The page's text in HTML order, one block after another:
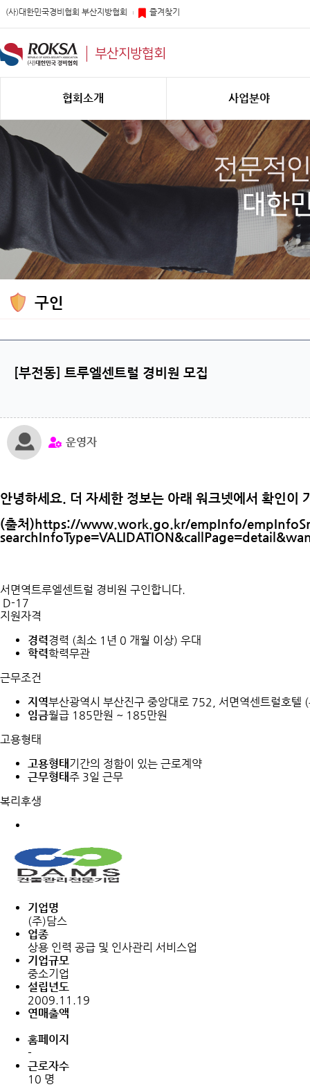
(사)대한민국경비협회 부산지방협회 즐겨찾기
부산지방협회
협회소개 사업분야
구인
[부전동] 트루엘센트럴 경비원 모집
운영자
안녕하세요. 더 자세한 정보는 아래 워크넷에서 확인
(출처)https://www.work.go.kr/empInfo/
서면역트루엘센트럴 경비원 구인합니다.
D-17
지원자격
경력경력 (최소 1년 0 개월 이상) 우대
학력학력무관
근무조건
지역부산광역시 부산진구 중앙대로 752, 서면역센트럴호텔
임금월급 185만원 ~ 185만원
고용형태
고용형태 기간의 정함이 있는 근로계약
근무형태주 3일 근무
복리후생
기업명
(주)담스
업종
상용 인력 공급 및 인사관리 서비스업
기업규모
중소기업
설립년도
2009.11.19
연매출액
홈페이지
-
근로자수
10 명